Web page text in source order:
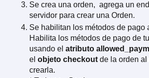
Se crea una orden, agrega un
servidor para crear una Orden.
Se habilitan los métodos de pago
Habilita los métodos de pago de
usando el atributo
el objeto checkout de la orden al
crearla.